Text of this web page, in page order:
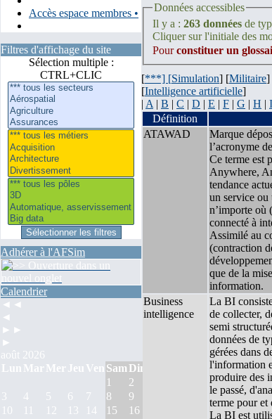
Accès espace membres •
Filtres d'affichage du site
Sélection multiple :
CTRL+CLIC
Adhérer à l'AFSim
Calendrier
◄◄
◄
►►
►
août 2026
Lun Mar Mer Jeu Ven Sam Dim
1
2
3
4 5 6 7 8
9
10
11 12 13 14 15
16
Données accessibles
Il y a : 263 données de
Cliquer sur l'initiale des
Pourconstituer un
[***] [Simulation] [Militaire]
[Intelligence artificielle]
| A | B | C | D | E | F | G | H | I
Définition
ATAWAD
Marque
l’acronyme
Ce terme est
Anywhere,
tendance
un service
n’importe où
connecté à
Assimilé au
(contraction
que de la
information.
Business
intelligence
La BI
de collecter,
semi
données de
gérées dans
l'information
produire des
le passé,
terme pour et
La BI est